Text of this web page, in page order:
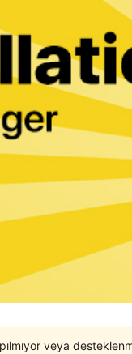
veya